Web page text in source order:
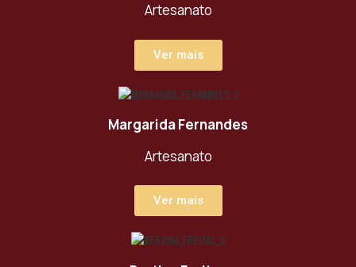
Artesanato
Ver mais
Margarida Fernandes
Artesanato
Ver mais